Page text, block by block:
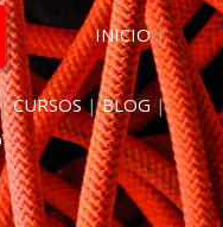
INICIO|
CURSOS|BLOG |